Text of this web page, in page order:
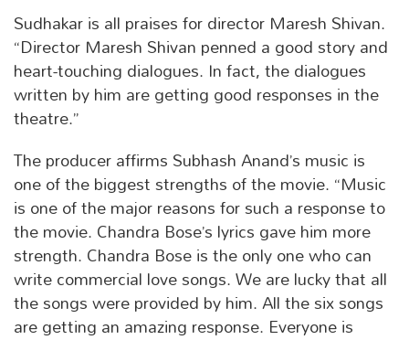
Sudhakar is all praises for director Maresh Shivan.
“Director Maresh Shivan penned a good story and
heart-touching dialogues. In fact, the dialogues
written by him are getting good responses in the
theatre.”
The producer affirms Subhash Anand’s music is
one of the biggest strengths of the movie. “Music
is one of the major reasons for such a response to
the movie. Chandra Bose’s lyrics gave him more
strength. Chandra Bose is the only one who can
write commercial love songs. We are lucky that all
the songs were provided by him. All the six songs
are getting an amazing response. Everyone is